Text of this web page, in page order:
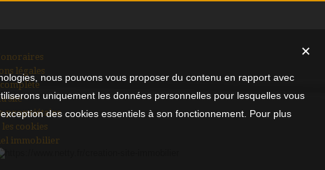
légales
site
propriétaire
cookies
immobilier
✕
nous pouvons vous proposer du contenu en rapport avec
uniquement les données personnelles pour lesquelles vous
des cookies essentiels à son fonctionnement. Pour plus